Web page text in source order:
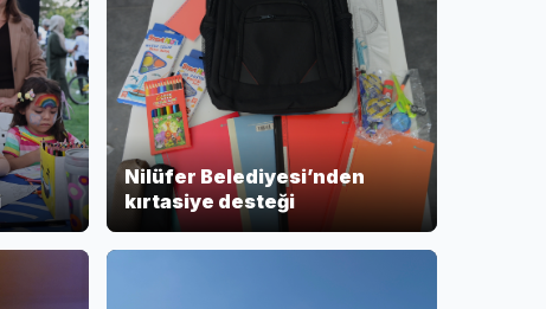
Nilüfer Belediyesi’nden
kırtasiye desteği